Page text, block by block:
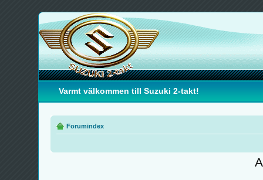
Varmt välkommen till Suzuki 2-takt!
Forumindex